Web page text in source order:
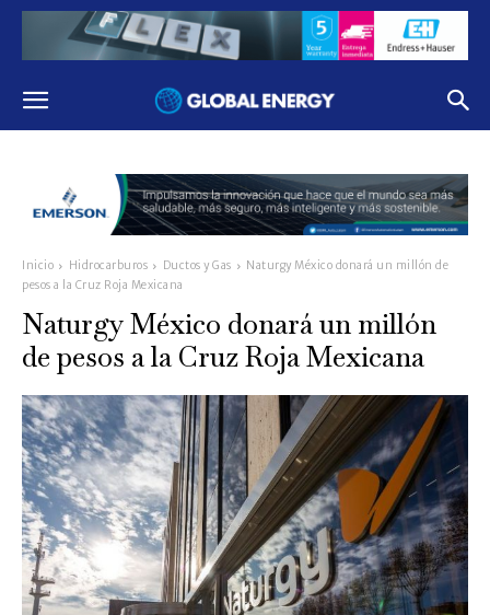
Inicio Hidrocarburos Ductos y Gas
Naturgy México donará un millón de
pesos a la Cruz Roja Mexicana
Naturgy México donará un millón
de pesos a la Cruz Roja Mexicana